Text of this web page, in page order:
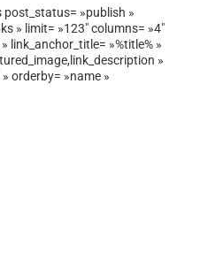
»publish »
» limit= »123″ columns= »4″
link_anchor_title= »%title% »
»
orderby= »name »